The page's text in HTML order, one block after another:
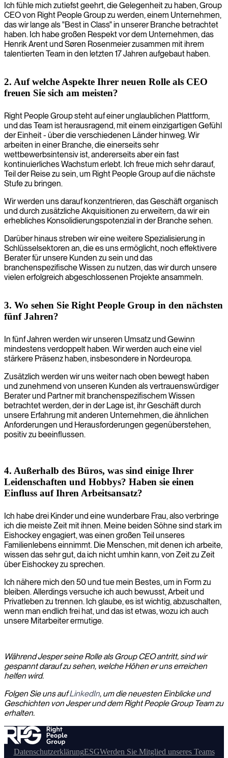
Ich fühle mich zutiefst geehrt, die Gelegenheit zu haben, Group
CEO von Right People Group zu werden, einem Unternehmen,
das wir lange als "Best in Class" in unserer Branche betrachtet
haben. Ich habe großen Respekt vor dem Unternehmen, das
Henrik Arent und Søren Rosenmeier zusammen mit ihrem
talentierten Team in den letzten 17 Jahren aufgebaut haben.
2. Auf welche Aspekte Ihrer neuen Rolle als CEO
freuen Sie sich am meisten?
Right People Group steht auf einer unglaublichen Plattform,
und das Team ist herausragend, mit einem einzigartigen Gefühl
der Einheit - über die verschiedenen Länder hinweg. Wir
arbeiten in einer Branche, die einerseits sehr
wettbewerbsintensiv ist, andererseits aber ein fast
kontinuierliches Wachstum erlebt. Ich freue mich sehr darauf,
Teil der Reise zu sein, um Right People Group auf die nächste
Stufe zu bringen.
Wir werden uns darauf konzentrieren, das Geschäft organisch
und durch zusätzliche Akquisitionen zu erweitern, da wir ein
erhebliches Konsolidierungspotenzial in der Branche sehen.
Darüber hinaus streben wir eine weitere Spezialisierung in
Schlüsselsektoren an, die es uns ermöglicht, noch effektivere
Berater für unsere Kunden zu sein und das
branchenspezifische Wissen zu nutzen, das wir durch unsere
vielen erfolgreich abgeschlossenen Projekte ansammeln.
3. Wo sehen Sie Right People Group in den nächsten
fünf Jahren?
In fünf Jahren werden wir unseren Umsatz und Gewinn
mindestens verdoppelt haben. Wir werden auch eine viel
stärkere Präsenz haben, insbesondere in Nordeuropa.
Zusätzlich werden wir uns weiter nach oben bewegt haben
und zunehmend von unseren Kunden als vertrauenswürdiger
Berater und Partner mit branchenspezifischem Wissen
betrachtet werden, der in der Lage ist, ihr Geschäft durch
unsere Erfahrung mit anderen Unternehmen, die ähnlichen
Anforderungen und Herausforderungen gegenüberstehen,
positiv zu beeinflussen.
4. Außerhalb des Büros, was sind einige Ihrer
Leidenschaften und Hobbys? Haben sie einen
Einfluss auf Ihren Arbeitsansatz?
Ich habe drei Kinder und eine wunderbare Frau, also verbringe
ich die meiste Zeit mit ihnen. Meine beiden Söhne sind stark im
Eishockey engagiert, was einen großen Teil unseres
Familienlebens einnimmt. Die Menschen, mit denen ich arbeite,
wissen das sehr gut, da ich nicht umhin kann, von Zeit zu Zeit
über Eishockey zu sprechen.
Ich nähere mich den 50 und tue mein Bestes, um in Form zu
bleiben. Allerdings versuche ich auch bewusst, Arbeit und
Privatleben zu trennen. Ich glaube, es ist wichtig, abzuschalten,
wenn man endlich frei hat, und das ist etwas, wozu ich auch
unsere Mitarbeiter ermutige.
Während Jesper seine Rolle als Group CEO antritt, sind wir
gespannt darauf zu sehen, welche Höhen er uns erreichen
helfen wird.
Folgen Sie uns aufLinkedIn, um die neuesten Einblicke und
Geschichten von Jesper und dem Right People Group Team zu
erhalten.
DatenschutzerklärungESGWerden Sie Mitglied unseres Teams